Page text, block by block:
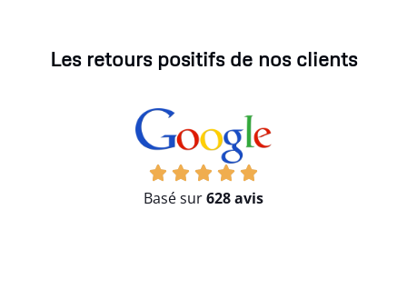
Les retours positifs de nos clients
Basé sur628 avis